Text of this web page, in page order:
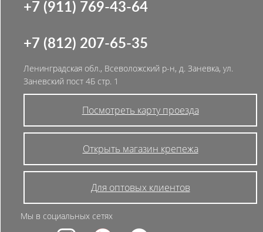
+7 (911) 769-43-64
+7 (812) 207-65-35
Ленинградская обл., Всеволожский р-н, д. Заневка, ул.
Заневский пост 4Б стр. 1
Посмотреть карту проезда
Открыть магазин крепежа
Для оптовых клиентов
Мы в социальных сетях